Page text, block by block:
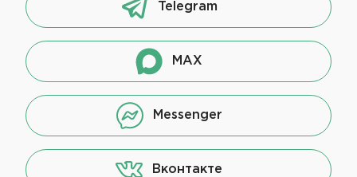
Telegram
MAX
Messenger
Вконтакте